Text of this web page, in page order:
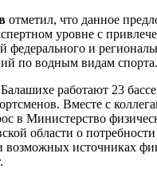
отметил, что данное
уровне с
федерального и
по водным видам спорта.
работают 23
Вместе с
в Министерство
области о потребности
возможных источниках